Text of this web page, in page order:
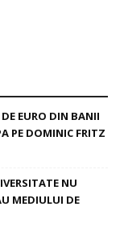
EURO DIN BANII
PE DOMINIC FRITZ
NU
MEDIULUI DE